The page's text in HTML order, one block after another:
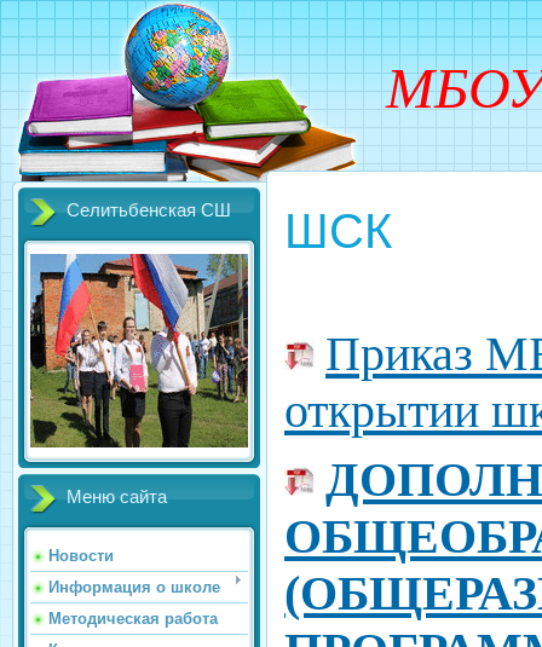
МБОУ
Селитьбенская СШ
Меню сайта
Новости
Информация о школе
Методическая работа
ШСК
Приказ
открытии